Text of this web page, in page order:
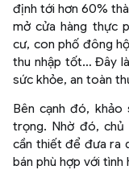
định tới hơn 60%
mở cửa hàng thực
cư, con phố đông
thu nhập tốt… Đây
sức khỏe, an toàn
Bên cạnh đó,
trọng. Nhờ đó, chủ
cần thiết để đưa ra
bán phù hợp với tình